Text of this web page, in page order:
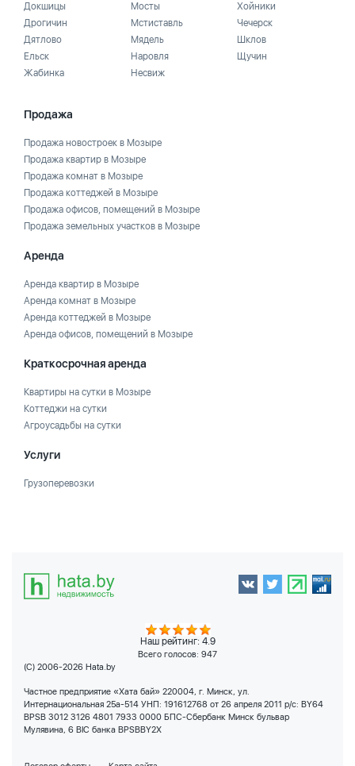
Докшицы
Дрогичин
Дятлово
Ельск
Жабинка
Мосты
Мстиставль
Мядель
Наровля
Несвиж
Хойники
Чечерск
Шклов
Щучин
Продажа
Продажа новостроек в Мозыре
Продажа квартир в Мозыре
Продажа комнат в Мозыре
Продажа коттеджей в Мозыре
Продажа офисов, помещений в Мозыре
Продажа земельных участков в Мозыре
Аренда
Аренда квартир в Мозыре
Аренда комнат в Мозыре
Аренда коттеджей в Мозыре
Аренда офисов, помещений в Мозыре
Краткосрочная аренда
Квартиры на сутки в Мозыре
Коттеджи на сутки
Агроусадьбы на сутки
Услуги
Грузоперевозки
Наш рейтинг: 4.9
Всего голосов: 947
(C) 2006-2026 Hata.by
Частное предприятие «Хата бай» 220004, г. Минск, ул.
Интернациональная 25а-514 УНП: 191612768 от 26 апреля 2011 р/с: BY64
BPSB 3012 3126 4801 7933 0000 БПС-Сбербанк Минск бульвар
Мулявина, 6 BIC банка BPSBBY2X